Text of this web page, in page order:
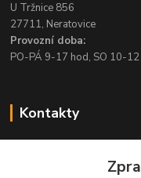
U Tržnice 856
27711, Neratovice
Provozní doba:
PO-PÁ 9-17 hod, SO 10-
Kontakty
PO-PÁ / 9-17 hod, SO 10-12